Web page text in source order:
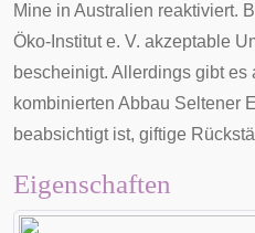
Mine in Australien reaktiviert.
Öko-Institut e. V. akzeptable
bescheinigt. Allerdings gibt es
kombinierten Abbau Seltener
beabsichtigt ist, giftige
Eigenschaften